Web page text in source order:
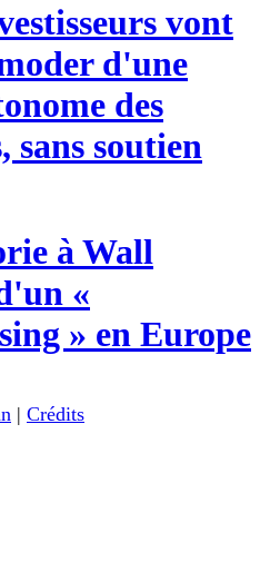
vont
d'une
des
sans soutien
à Wall
«
» en Europe
| Crédits